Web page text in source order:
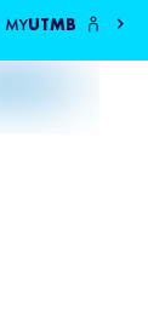
MYUTMB